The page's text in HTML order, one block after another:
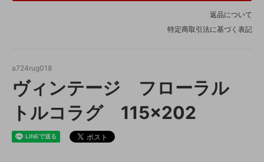
返品について
特定商取引法に基づく表記
a724rug018
ヴィンテージ フローラル
トルコラグ 115×202